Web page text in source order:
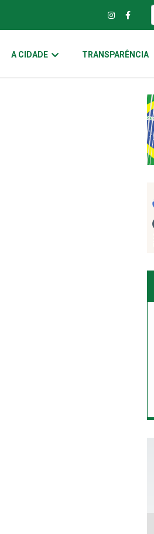
A CIDADE TRANSPARÊNCIA